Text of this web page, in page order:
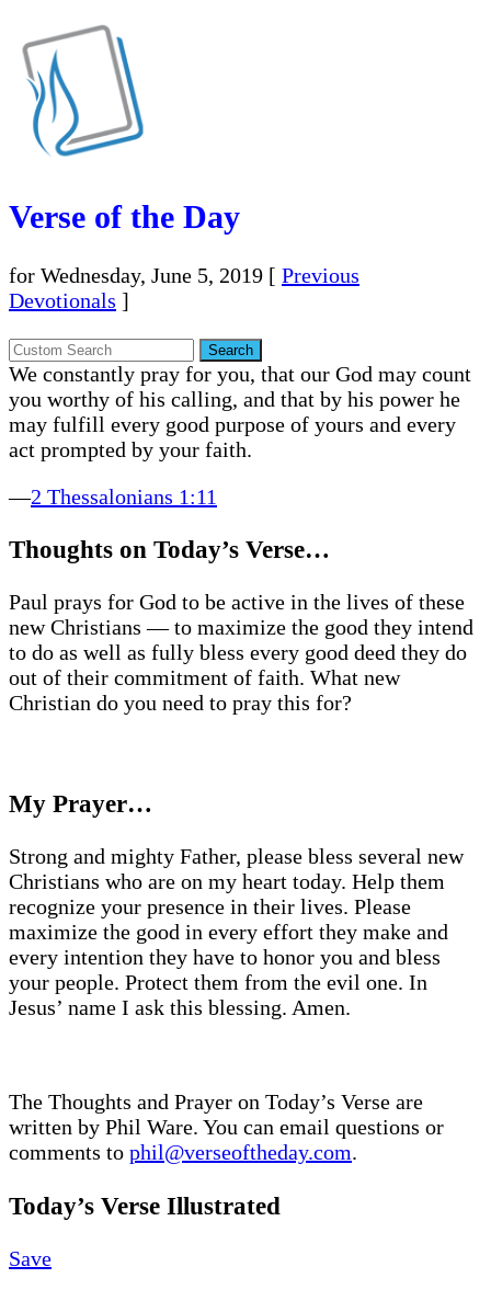
Verse of the Day
for Wednesday, June 5, 2019 [ Previous
Devotionals ]
We constantly pray for you, that our God may count
you worthy of his calling, and that by his power he
may fulfill every good purpose of yours and every
act prompted by your faith.
—2 Thessalonians 1:11
Thoughts on Today’s Verse…
Paul prays for God to be active in the lives of these
new Christians — to maximize the good they intend
to do as well as fully bless every good deed they do
out of their commitment of faith. What new
Christian do you need to pray this for?
My Prayer…
Strong and mighty Father, please bless several new
Christians who are on my heart today. Help them
recognize your presence in their lives. Please
maximize the good in every effort they make and
every intention they have to honor you and bless
your people. Protect them from the evil one. In
Jesus’ name I ask this blessing. Amen.
The Thoughts and Prayer on Today’s Verse are
written by Phil Ware. You can email questions or
comments to phil@verseoftheday.com.
Today’s Verse Illustrated
Save